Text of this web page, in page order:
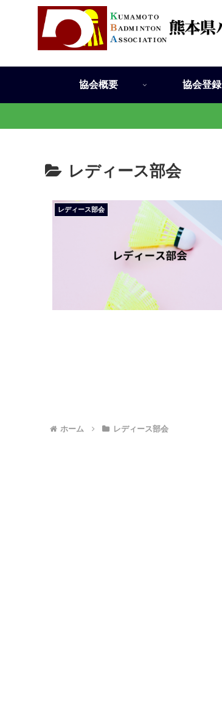
協会概要 協会登録
レディース部会
レディース部会
ホーム レディース部会